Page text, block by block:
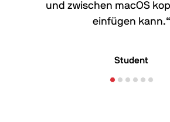
und zwischen macOS
einfügen kann.“
Student